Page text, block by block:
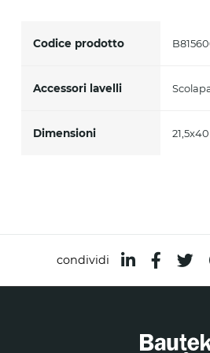
Codice prodotto
Accessori lavelli
Dimensioni 21,5x40
condividi